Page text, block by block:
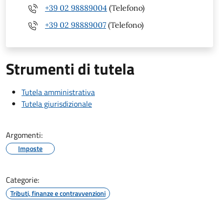
+39 02 98889004 (Telefono)
+39 02 98889007 (Telefono)
Strumenti di tutela
Tutela amministrativa
Tutela giurisdizionale
Argomenti:
Imposte
Categorie:
Tributi, finanze e contravvenzioni